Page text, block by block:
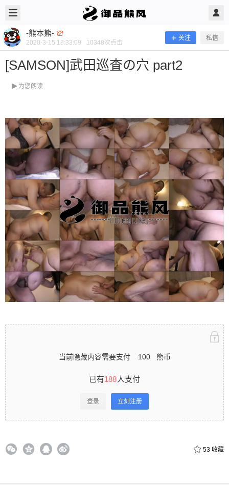
-熊本熊-
2020-3-15 18:33:09 10348次点击
关注 私信
[SAMSON]武田巡査の穴 part2
为您朗读
当前隐藏内容需要支付 100 熊币
已有188人支付
登录 立刻注册
53 收藏
-熊本熊- @ 御品熊风 2020/3/15
[SAMSON]武田巡査の穴 part2
当前隐藏内容需要支付100熊币 已有188人支付 登
录立刻注册 0 收藏